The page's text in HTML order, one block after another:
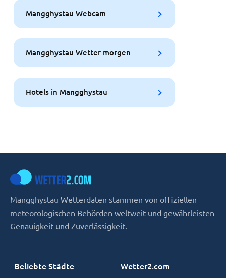
Mangghystau Webcam
Mangghystau Wetter morgen
Hotels in Mangghystau
Mangghystau Wetterdaten stammen von offiziellen
meteorologischen Behörden weltweit und gewährleisten
Genauigkeit und Zuverlässigkeit.
Beliebte Städte Wetter2.com